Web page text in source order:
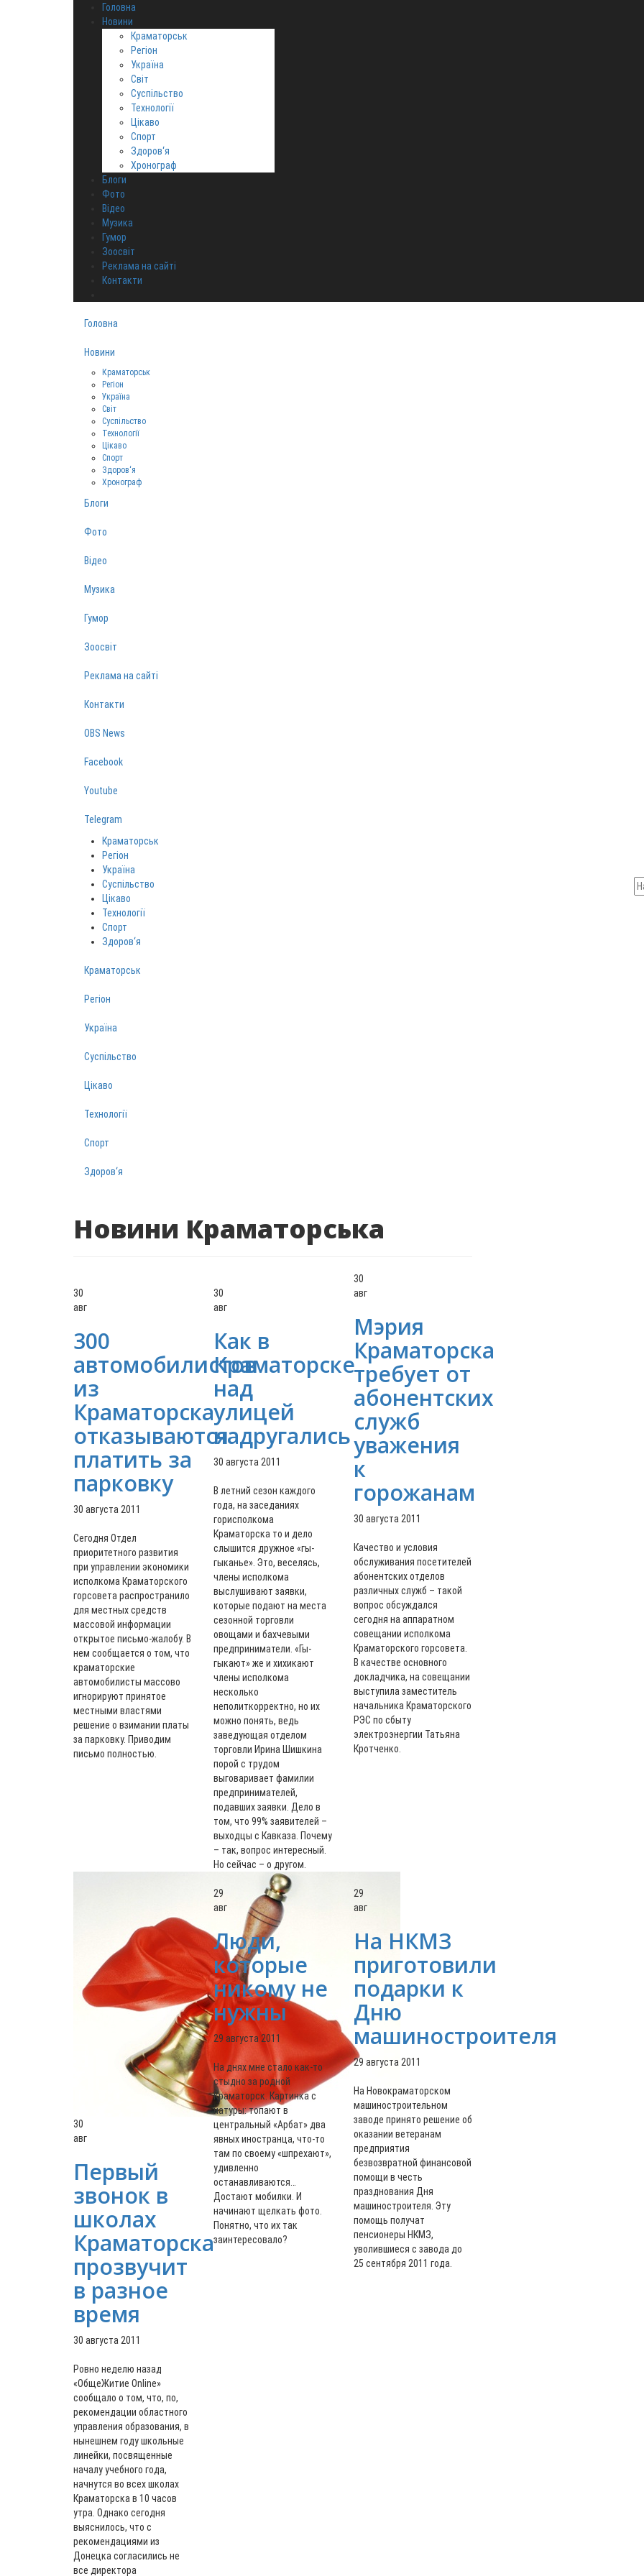
Головна
Новини
Краматорськ
Регіон
Україна
Світ
Суспільство
Технології
Цікаво
Спорт
Здоров‘я
Хронограф
Блоги
Фото
Відео
Музика
Гумор
Зоосвіт
Реклама на сайті
Контакти
Головна
Новини
Краматорськ
Регіон
Україна
Світ
Суспільство
Технології
Цікаво
Спорт
Здоров‘я
Хронограф
Блоги
Фото
Відео
Музика
Гумор
Зоосвіт
Реклама на сайті
Контакти
OBS News
Facebook
Youtube
Telegram
Краматорськ
Регіон
Україна
Суспільство
Цікаво
Технології
Спорт
Здоров‘я
Краматорськ
Регіон
Україна
Суспільство
Цікаво
Технології
Спорт
Здоров‘я
Новини Краматорська
30
авг
300
автомобилистов
из
Краматорска
отказываются
платить за
парковку
30 августа 2011
Сегодня Отдел
приоритетного развития
при управлении экономики
исполкома Краматорского
горсовета распространило
для местных средств
массовой информации
открытое письмо-жалобу. В
нем сообщается о том, что
краматорские
автомобилисты массово
игнорируют принятое
местными властями
решение о взимании платы
за парковку. Приводим
письмо полностью.
30
авг
Как в
Краматорске
над
улицей
надругались
30 августа 2011
В летний сезон каждого
года, на заседаниях
горисполкома
Краматорска то и дело
слышится дружное «гы-
гыканье». Это, веселясь,
члены исполкома
выслушивают заявки,
которые подают на места
сезонной торговли
овощами и бахчевыми
предприниматели. «Гы-
гыкают» же и хихикают
члены исполкома
несколько
неполиткорректно, но их
можно понять, ведь
заведующая отделом
торговли Ирина Шишкина
порой с трудом
выговаривает фамилии
предпринимателей,
подавших заявки. Дело в
том, что 99% заявителей –
выходцы с Кавказа. Почему
– так, вопрос интересный.
Но сейчас – о другом.
30
авг
Мэрия
Краматорска
требует от
абонентских
служб
уважения
к
горожанам
30 августа 2011
Качество и условия
обслуживания посетителей
абонентских отделов
различных служб – такой
вопрос обсуждался
сегодня на аппаратном
совещании исполкома
Краматорского горсовета.
В качестве основного
докладчика, на совещании
выступила заместитель
начальника Краматорского
РЭС по сбыту
электроэнергии Татьяна
Кротченко.
30
авг
Первый
звонок в
школах
Краматорска
прозвучит
в разное
время
30 августа 2011
Ровно неделю назад
«ОбщеЖитие Online»
сообщало о том, что, по,
рекомендации областного
управления образования, в
нынешнем году школьные
линейки, посвященные
началу учебного года,
начнутся во всех школах
Краматорска в 10 часов
утра. Однако сегодня
выяснилось, что с
рекомендациями из
Донецка согласились не
все директора
29
авг
Люди,
которые
никому не
нужны
29 августа 2011
На днях мне стало как-то
стыдно за родной
Краматорск. Картинка с
натуры: топают в
центральный «Арбат» два
явных иностранца, что-то
там по своему «шпрехают»,
удивленно
останавливаются…
Достают мобилки. И
начинают щелкать фото.
Понятно, что их так
заинтересовало?
29
авг
На НКМЗ
приготовили
подарки к
Дню
машиностроителя
29 августа 2011
На Новокраматорском
машиностроительном
заводе принято решение об
оказании ветеранам
предприятия
безвозвратной финансовой
помощи в честь
празднования Дня
машиностроителя. Эту
помощь получат
пенсионеры НКМЗ,
уволившиеся с завода до
25 сентября 2011 года.